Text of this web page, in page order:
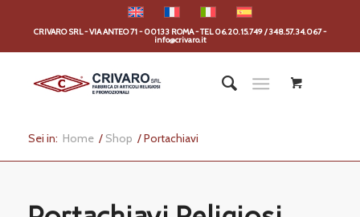
CRIVARO SRL - VIA ANTEO 71 - 00133 ROMA - TEL 06.20.15.749 / 348.57.34.067 -
info@crivaro.it
Sei in: Home / Shop /Portachiavi